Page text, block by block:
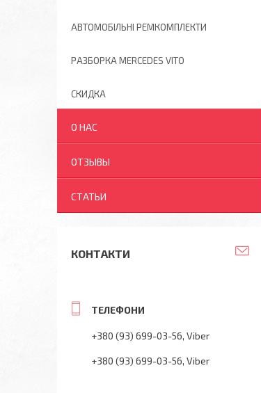
АВТОМОБІЛЬНІ РЕМКОМПЛЕКТИ
РАЗБОРКА MERCEDES VITO
СКИДКА
О НАС
ОТЗЫВЫ
СТАТЬИ
КОНТАКТИ
+380 (93) 699-03-56 Viber
+380 (93) 699-03-56 Viber